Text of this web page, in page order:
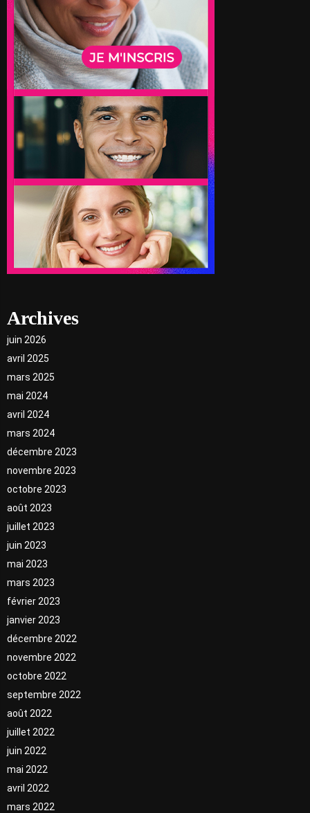
Archives
juin 2026
avril 2025
mars 2025
mai 2024
avril 2024
mars 2024
décembre 2023
novembre 2023
octobre 2023
août 2023
juillet 2023
juin 2023
mai 2023
mars 2023
février 2023
janvier 2023
décembre 2022
novembre 2022
octobre 2022
septembre 2022
août 2022
juillet 2022
juin 2022
mai 2022
avril 2022
mars 2022